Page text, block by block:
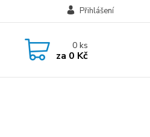
Přihlášení
0ks
za 0 Kč